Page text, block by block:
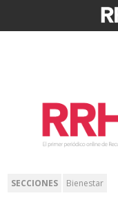
SECCIONES Bienestar